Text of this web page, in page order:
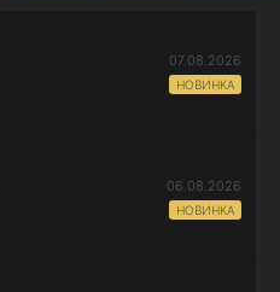
07.08.2026
НОВИНКА
06.08.2026
НОВИНКА